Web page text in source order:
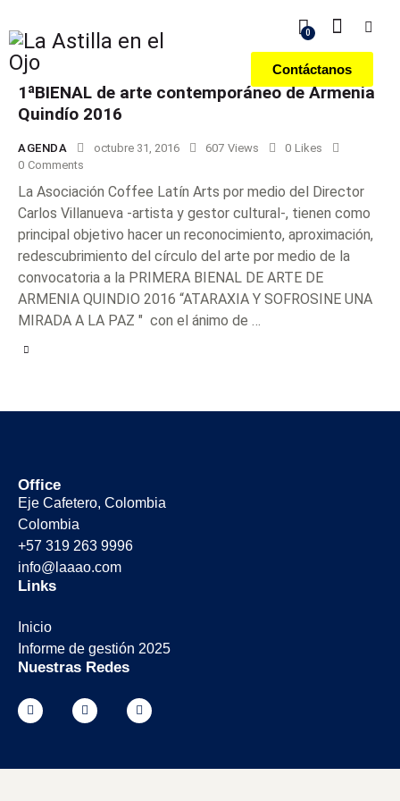
0
Contáctanos
1ªBIENAL de arte contemporáneo de Armenia
Quindío 2016
AGENDA octubre 31, 2016 607 Views 0 Likes
0 Comments
La Asociación Coffee Latín Arts por medio del Director
Carlos Villanueva -artista y gestor cultural-, tienen como
principal objetivo hacer un reconocimiento, aproximación,
redescubrimiento del círculo del arte por medio de la
convocatoria a la PRIMERA BIENAL DE ARTE DE
ARMENIA QUINDIO 2016 “ATARAXIA Y SOFROSINE UNA
MIRADA A LA PAZ " con el ánimo de …
Office
Eje Cafetero, Colombia
Colombia
+57 319 263 9996
info@laaao.com
Links
Inicio
Informe de gestión 2025
Nuestras Redes